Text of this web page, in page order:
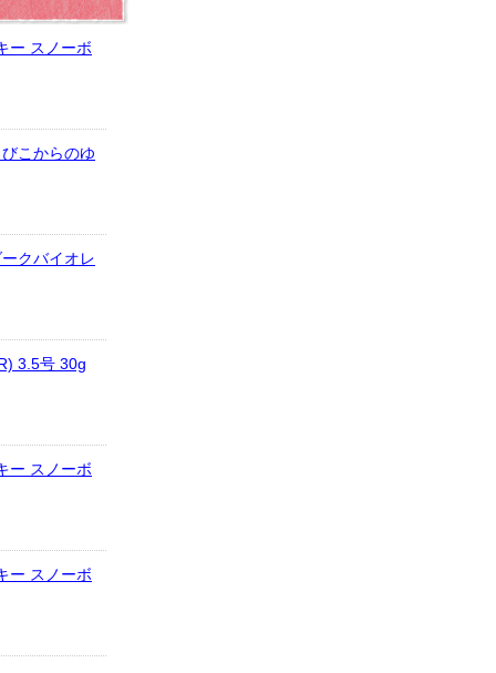
ー スノーボ
こからのゆ
クバイオレ
3.5号 30g
ー スノーボ
ー スノーボ